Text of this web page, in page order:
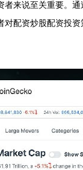
者来说至关重要。
对配资炒股配资投